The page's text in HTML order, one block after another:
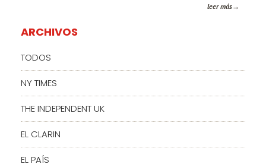
leer más
ARCHIVOS
TODOS
NY TIMES
THE INDEPENDENT UK
EL CLARIN
EL PAÍS